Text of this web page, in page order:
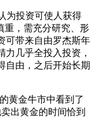
为投资可使人获得
重，需充分研究、形
可带来自由罗杰斯年
力几乎全投入投资，
自由，之后开始长期
黄金牛市中看到了
出黄金的时间恰到